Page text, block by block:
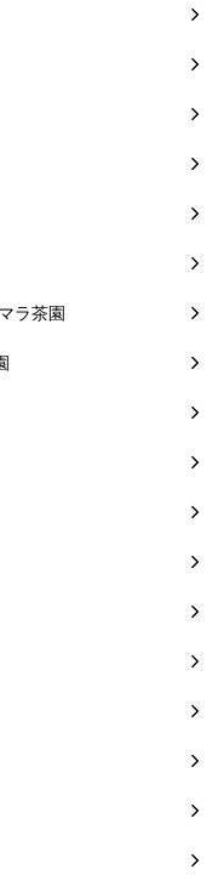
ラ茶園